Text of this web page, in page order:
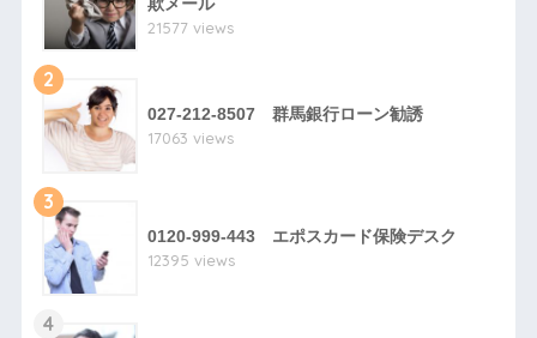
21577 views
2
027-212-8507 群馬銀行ローン勧誘
17063 views
3
0120-999-443 エポスカード保険デスク
12395 views
4